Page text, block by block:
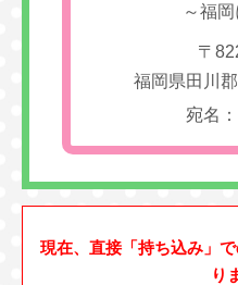
～福
〒
福岡県田川
宛名
現在、直接「持ち込み」
り